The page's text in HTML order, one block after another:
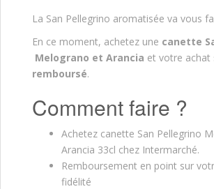
La San Pellegrino aromatisée va vous
En ce moment, achetez une canette
Melograno et Arancia et votre achat
remboursé.
Comment faire ?
Achetez canette San Pellegrino
Arancia 33cl chez Intermarché.
Remboursement en point sur
fidélité